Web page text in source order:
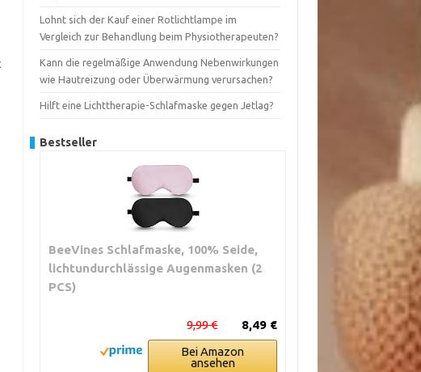
Lohnt sich der Kauf einer Rotlichtlampe im
Vergleich zur Behandlung beim Physiotherapeuten?
Kann die regelmäßige Anwendung Nebenwirkungen
wie Hautreizung oder Überwärmung verursachen?
Hilft eine Lichttherapie-Schlafmaske gegen Jetlag?
Bestseller
BeeVines Schlafmaske, 100% Seide,
lichtundurchlässige Augenmasken (2
PCS)
8,49 €
9,99 €
Bei Amazon
ansehen